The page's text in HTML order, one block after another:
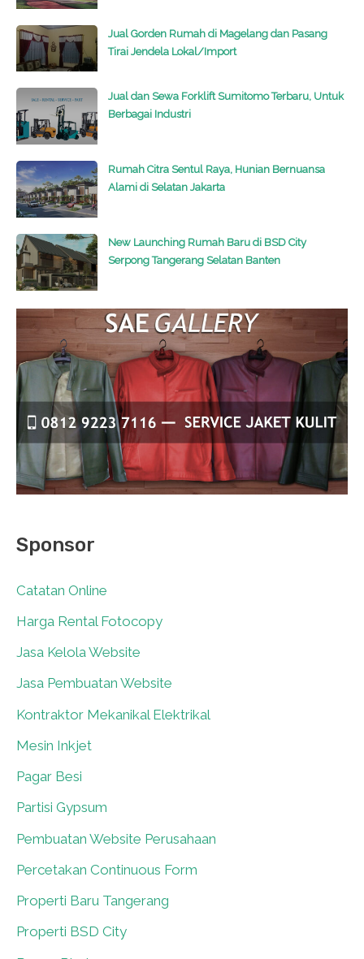
Jual Gorden Rumah di Magelang dan Pasang
Tirai Jendela Lokal/Import
Jual dan Sewa Forklift Sumitomo Terbaru, Untuk
Berbagai Industri
Rumah Citra Sentul Raya, Hunian Bernuansa
Alami di Selatan Jakarta
New Launching Rumah Baru di BSD City
Serpong Tangerang Selatan Banten
Sponsor
Catatan Online
Harga Rental Fotocopy
Jasa Kelola Website
Jasa Pembuatan Website
Kontraktor Mekanikal Elektrikal
Mesin Inkjet
Pagar Besi
Partisi Gypsum
Pembuatan Website Perusahaan
Percetakan Continuous Form
Properti Baru Tangerang
Properti BSD City